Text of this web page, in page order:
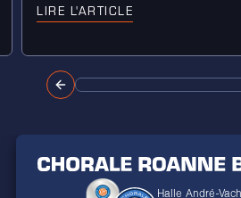
LIRE L'ARTICLE
Halle André-